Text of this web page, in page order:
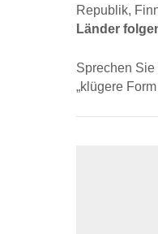
Republik,
Länder
Sprechen Sie
„klügere